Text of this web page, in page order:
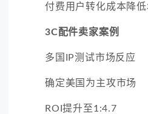
付费用户转化成本降低
3C配件卖家案例
多国IP测试市场反应
确定美国为主攻市场
ROI提升至1:4.7